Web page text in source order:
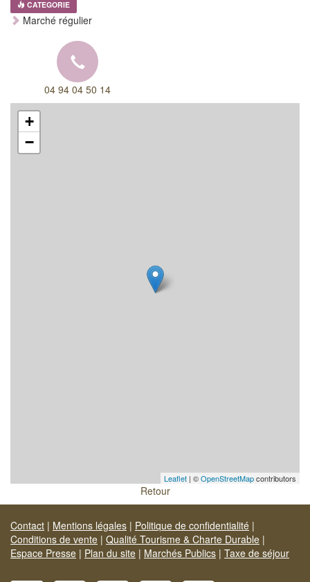
CATEGORIE
Marché régulier
04 94 04 50 14
+
−
Leaflet | ©OpenStreetMapcontributors
Retour
Contact | Mentions légales | Politique de confidentialité |
Conditions de vente | Qualité Tourisme & Charte Durable |
Espace Presse | Plan du site | Marchés Publics | Taxe de séjour